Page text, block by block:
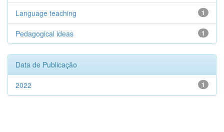
1
Language teaching
1
Pedagogical ideas
Data de Publicação
1
2022